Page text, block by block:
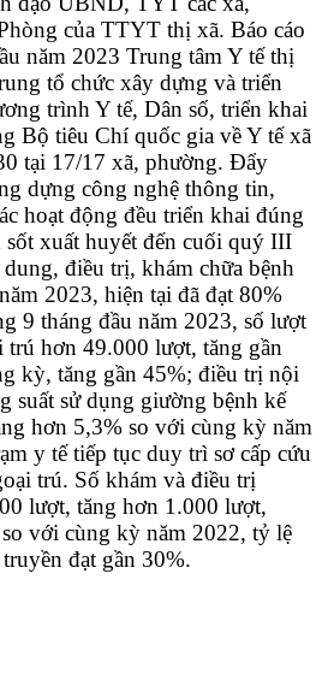
của TTYT thị xã. Báo cáo
năm 2023 Trung tâm Y tế thị
tổ chức xây dựng và triển
trình Y tế, Dân số, triển khai
Bộ tiêu Chí quốc gia về Y tế xã
tại 17/17 xã, phường. Đẩy
dựng công nghệ thông tin,
hoạt động đều triển khai đúng
xuất huyết đến cuối quý III
điều trị, khám chữa bệnh
2023, hiện tại đã đạt 80%
9 tháng đầu năm 2023, số lượt
trú hơn 49.000 lượt, tăng gần
kỳ, tăng gần 45%; điều trị nội
suất sử dụng giường bệnh kế
hơn 5,3% so với cùng kỳ năm
y tế tiếp tục duy trì sơ cấp cứu
trú. Số khám và điều trị
lượt, tăng hơn 1.000 lượt,
với cùng kỳ năm 2022, tỷ lệ
đạt gần 30%.